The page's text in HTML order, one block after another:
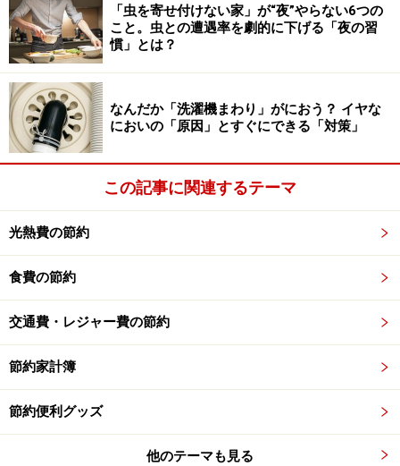
たり、カビ菌が入っていたりすることがあるのです。虫
が湧かない特別な土を使うか、こまめに虫よけ剤をまく
などするといいでしょう。
近年流行している、キッチンの水耕栽培。かいわれ大根
や豆苗などの根の部分を水につけて再生させるものです
が、こちらも水を頻繁に替えないと簡単に虫が発生して
米やふりかけ、七味唐辛子に虫が！
穀物も虫が発生しやすいものの1つです。米はパッキン
つきで密閉できる容器を使って保存するか、小分けして
冷蔵庫で保存するのがおすすめ。ふりかけや七味唐辛子
などは、冷蔵庫で保存するほうがいいでしょう。
必ずいると思っていい布団のダニ
「虫を寄せ付けない家」が“夜”やらない6つの
こと。虫との遭遇率を劇的に下げる「夜の習
慣」とは？
なんだか「洗濯機まわり」がにおう？ イヤな
においの「原因」とすぐにできる「対策」
この記事に関連するテーマ
光熱費の節約
食費の節約
交通費・レジャー費の節約
節約家計簿
節約便利グッズ
他のテーマも見る